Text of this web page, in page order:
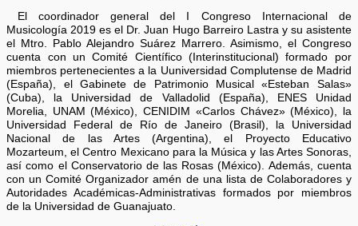
El coordinador general del I Congreso Internacional de
Musicología 2019 es el Dr. Juan Hugo Barreiro Lastra y su asistente
el Mtro. Pablo Alejandro Suárez Marrero. Asimismo, el Congreso
cuenta con un Comité Científico (Interinstitucional) formado por
miembros pertenecientes a la Uuniversidad Complutense de Madrid
(España), el Gabinete de Patrimonio Musical «Esteban Salas»
(Cuba), la Universidad de Valladolid (España), ENES Unidad
Morelia, UNAM (México), CENIDIM «Carlos Chávez» (México), la
Universidad Federal de Río de Janeiro (Brasil), la Universidad
Nacional de las Artes (Argentina), el Proyecto Educativo
Mozarteum, el Centro Mexicano para la Música y las Artes Sonoras,
así como el Conservatorio de las Rosas (México). Además, cuenta
con un Comité Organizador amén de una lista de Colaboradores y
Autoridades Académicas-Administrativas formados por miembros
de la Universidad de Guanajuato.